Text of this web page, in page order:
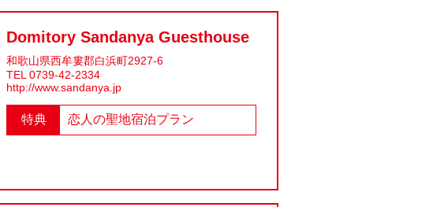
Domitory Sandanya Guesthouse
和歌山県西牟婁郡白浜町2927-6
TEL 0739-42-2334
http://www.sandanya.jp
特典 恋人の聖地宿泊プラン